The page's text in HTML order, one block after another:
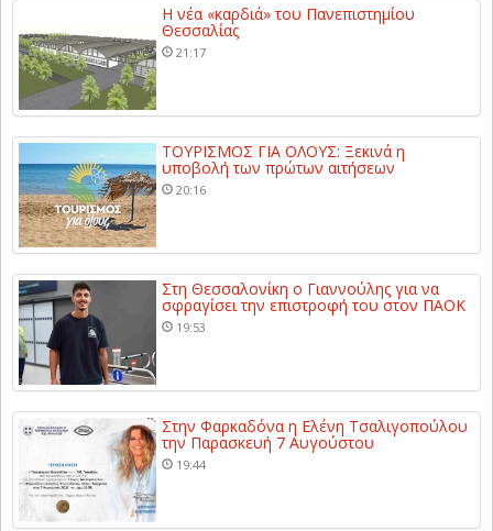
Η νέα «καρδιά» του Πανεπιστημίου
Θεσσαλίας
21:17
ΤΟΥΡΙΣΜΟΣ ΓΙΑ ΟΛΟΥΣ: Ξεκινά η
υποβολή των πρώτων αιτήσεων
20:16
Στη Θεσσαλονίκη ο Γιαννούλης για να
σφραγίσει την επιστροφή του στον ΠΑΟΚ
19:53
Στην Φαρκαδόνα η Ελένη Τσαλιγοπούλου
την Παρασκευή 7 Αυγούστου
19:44